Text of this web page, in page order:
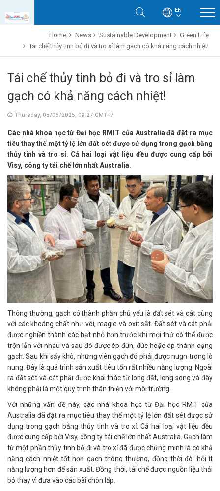
EN
Home News Sustainable Development
Green Life
Tái chế thủy tinh bỏ đi và tro sỉ làm gạch có khả năng cách nhiệt!
Tái chế thủy tinh bỏ đi và tro sỉ làm
gạch có khả năng cách nhiệt!
Thursday, 05/06/2025, 09:27 GMT+7
Các nhà khoa học từ Đại học RMIT của Australia đã đặt ra mục
tiêu thay thế một tỷ lệ lớn đất sét được sử dụng trong gạch bằng
thủy tinh và tro sỉ. Cả hai loại vật liệu đều được cung cấp bởi
Visy, công ty tái chế lớn nhất Australia.
Thông thường, gạch có thành phần chủ yếu là đất sét và cát cùng
với các khoáng chất như vôi, magie và oxit sắt. Đất sét và cát phải
được nghiền thành các hạt nhỏ hơn trước khi mọi thứ có thể được
trộn lẫn với nhau và sau đó được ép đùn, đúc hoặc ép thành dạng
gạch. Sau khi sấy khô, những viên gạch đó phải được nugn trong lò
nung. Đây là quá trình sản xuất tiêu tốn rất nhiều năng lượng. Ngoài
ra đất sét và cát phải được khai thác từ long đất, long song và đây
không phải là một quy trình thân thiện với môi trường.
Với những vấn đề này, các nhà khoa học từ Đại học RMIT của
Australia đã đặt ra mục tiêu thay thế một tỷ lệ lớn đất sét được sử
dụng trong gạch bằng thủy tinh và tro xỉ. Cả hai loại vật liệu đều
được cung cấp bởi Visy, công ty tái chế lớn nhất Australia. Gạch làm
từ một phần thủy tinh bỏ đi và tro xỉ đã được chứng minh là có khả
năng cách nhiệt tốt hơn gạch thông thường, đồng thời đòi hỏi ít
năng lượng hơn để sản xuất. Đồng thời, tái chế được nguồn liệu thải
bỏ thay vì đưa vào các bãi chôn lấp.